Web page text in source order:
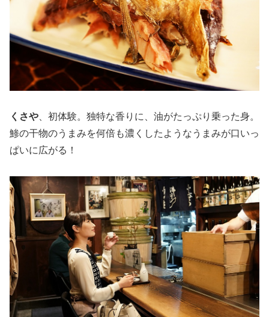
くさや 、初体験。独特な香りに、油がたっぷり乗った身。
鯵の干物のうまみを何倍も濃くしたようなうまみが口いっ
ぱいに広がる！